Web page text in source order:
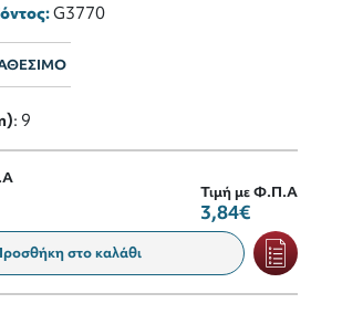
G3770
: 9
Τιμή με Φ.Π.Α
3,84€
στο καλάθι